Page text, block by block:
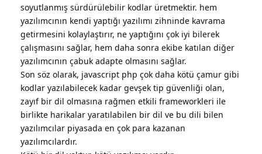
soyutlanmış sürdürülebilir kodlar üretmektir. hem
yazılımcının kendi yaptığı yazılımı zihninde kavrama
getirmesini kolaylaştırır, ne yaptığını çok iyi bilerek
çalışmasını sağlar, hem daha sonra ekibe katılan diğer
yazılımcının çabuk adapte olmasını sağlar.
Son söz olarak, javascript php çok daha kötü çamur gibi
kodlar yazılabilecek kadar gevşek tip güvenliği olan,
zayıf bir dil olmasına rağmen etkili frameworkleri ile
birlikte harikalar yaratılabilen bir dil ve bu dili bilen
yazılımcılar piyasada en çok para kazanan
yazılımcılardır.